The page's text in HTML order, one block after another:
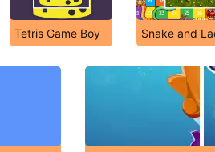
Tetris Game Boy Snake and